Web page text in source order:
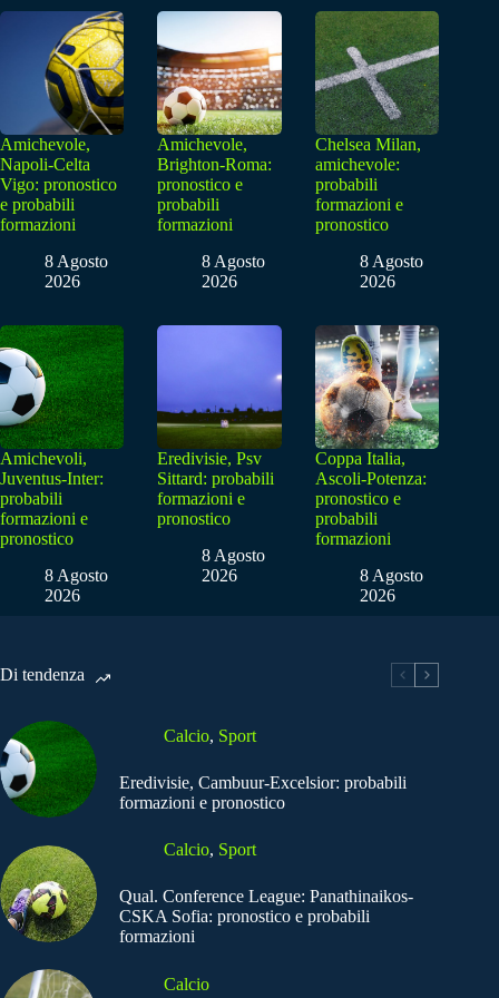
Amichevole,
Napoli-Celta
Vigo: pronostico
e probabili
formazioni
8 Agosto
2026
Amichevole,
Brighton-Roma:
pronostico e
probabili
formazioni
8 Agosto
2026
Chelsea Milan,
amichevole:
probabili
formazioni e
pronostico
8 Agosto
2026
Amichevoli,
Juventus-Inter:
probabili
formazioni e
pronostico
8 Agosto
2026
Eredivisie, Psv
Sittard: probabili
formazioni e
pronostico
8 Agosto
2026
Coppa Italia,
Ascoli-Potenza:
pronostico e
probabili
formazioni
8 Agosto
2026
Di tendenza
Calcio, Sport
Eredivisie, Cambuur-Excelsior: probabili
formazioni e pronostico
Calcio, Sport
Qual. Conference League: Panathinaikos-
CSKA Sofia: pronostico e probabili
formazioni
Calcio